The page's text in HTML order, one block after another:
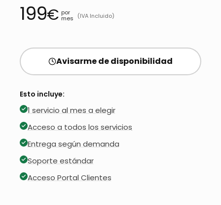
199€ por
mes (IVA Incluido)
Avisarme de disponibilidad
Esto incluye:
1 servicio al mes a elegir
Acceso a todos los servicios
Entrega según demanda
Soporte estándar
Acceso Portal Clientes